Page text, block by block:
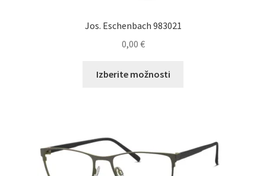
Jos. Eschenbach 983021
0,00 €
Izberite možnosti
Možnosti
lahko